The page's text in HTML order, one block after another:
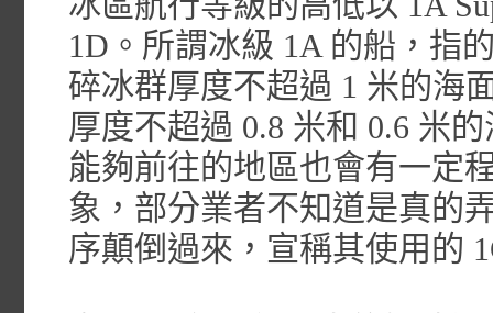
1D。所謂冰級 1A 的船，指
碎冰群厚度不超過 1 米的海
厚度不超過 0.8 米和 0.6 米
能夠前往的地區也會有一定
象，部分業者不知道是真的
序顛倒過來，宣稱其使用的